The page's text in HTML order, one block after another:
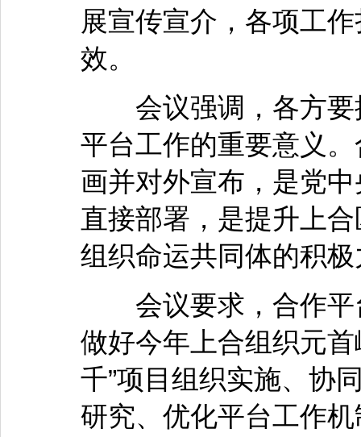
展宣传宣介，各项工
效。
会议强调，各方要
平台工作的重要意义
画并对外宣布，是党
直接部署，是提升上
组织命运共同体的积
会议要求，合作平
做好今年上合组织元
千”项目组织实施、协
研究、优化平台工作